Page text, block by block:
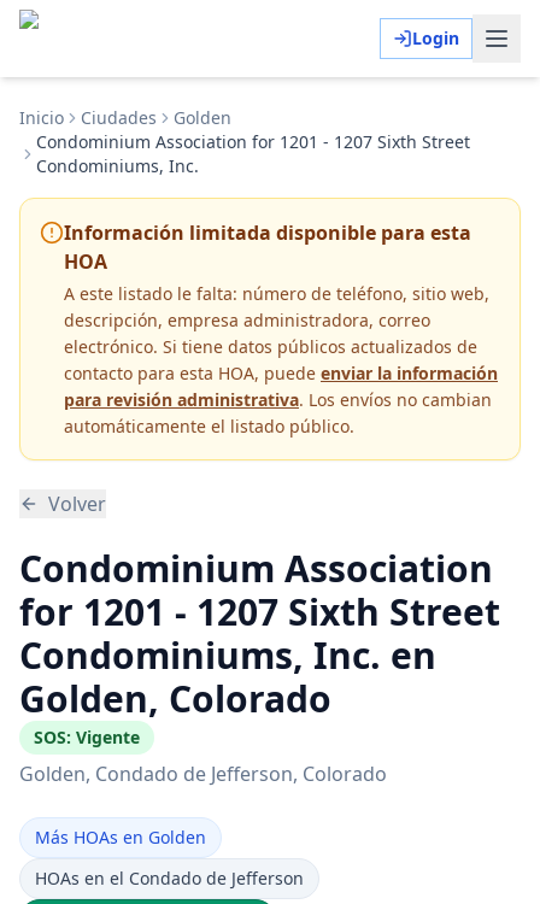
Login
Inicio Ciudades
Golden
Condominium Association for 1201 - 1207 Sixth Street
Condominiums, Inc.
Información limitada disponible para esta
HOA
A este listado le falta: número de teléfono, sitio web,
descripción, empresa administradora, correo
electrónico. Si tiene datos públicos actualizados de
contacto para esta HOA, puede enviar la información
para revisión administrativa. Los envíos no cambian
automáticamente el listado público.
Volver
Condominium Association
for 1201 - 1207 Sixth Street
Condominiums, Inc. en
Golden, Colorado
SOS: Vigente
Golden, Condado de Jefferson, Colorado
Más HOAs en Golden
HOAs en el Condado de Jefferson